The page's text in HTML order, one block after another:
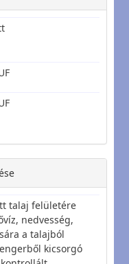
talaj felületére
nedvesség,
a talajból
kicsorgó